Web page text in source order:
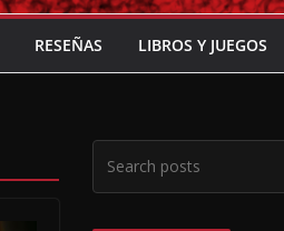
RESEÑAS LIBROS Y JUEGOS